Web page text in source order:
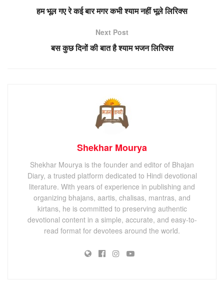
हम भूल गए रे कई बार मगर कभी श्याम नहीं भूले लिरिक्स
Next Post
बस कुछ दिनों की बात है श्याम भजन लिरिक्स
Shekhar Mourya
Shekhar Mourya is the founder and editor of Bhajan
Diary, a trusted platform dedicated to Hindi devotional
literature. With years of experience in publishing and
organizing bhajans, aartis, chalisas, mantras, and
kirtans, he is committed to preserving authentic
devotional content in a simple, accurate, and easy-to-
read format for devotees around the world.